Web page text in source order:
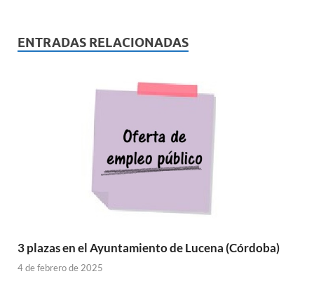
ENTRADAS RELACIONADAS
3 plazas en el Ayuntamiento de Lucena (Córdoba)
4 de febrero de 2025